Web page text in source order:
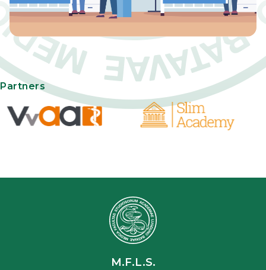
Partners
M.F.L.S.